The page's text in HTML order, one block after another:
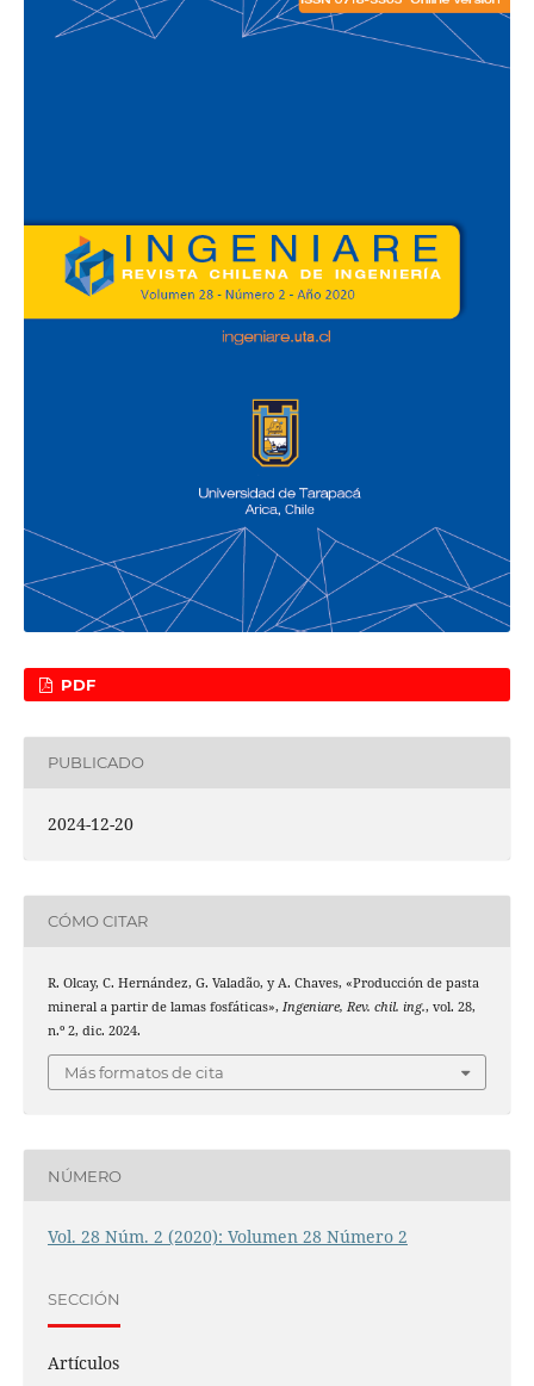
PDF
PUBLICADO
2024-12-20
CÓMO CITAR
R. Olcay, C. Hernández, G. Valadão, y A. Chaves, «Producción de pasta
mineral a partir de lamas fosfáticas», Ingeniare, Rev. chil. ing., vol. 28,
n.º 2, dic. 2024.
Más formatos de cita
NÚMERO
Vol. 28 Núm. 2 (2020): Volumen 28 Número 2
SECCIÓN
Artículos